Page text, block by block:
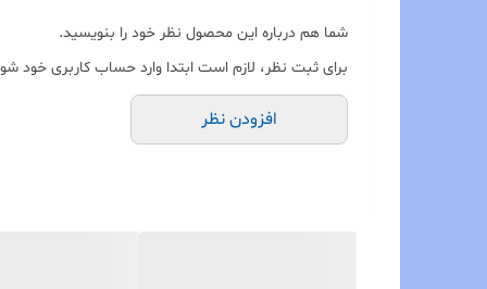
شما هم درباره این محصول نظر خود را بنویسید.
برای ثبت نظر، لازم است ابتدا وارد حساب کاربری خود
افزودن نظر